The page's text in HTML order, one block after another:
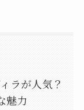
ラが人気？
魅力